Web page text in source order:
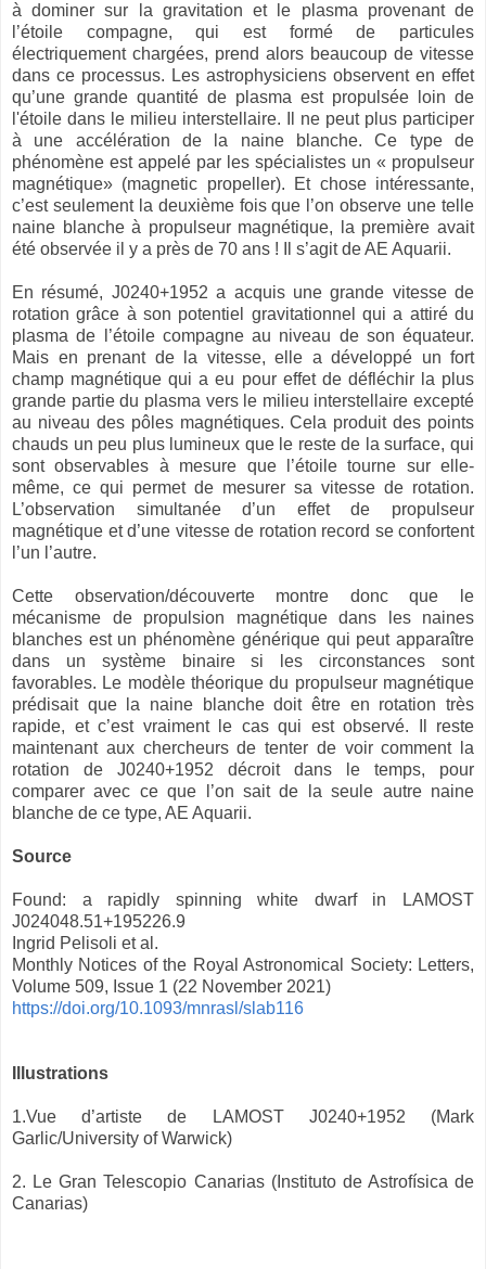
à dominer sur la gravitation et le plasma provenant de
l’étoile compagne, qui est formé de particules
électriquement chargées, prend alors beaucoup de vitesse
dans ce processus. Les astrophysiciens observent en effet
qu’une grande quantité de plasma est propulsée loin de
l'étoile dans le milieu interstellaire. Il ne peut plus participer
à une accélération de la naine blanche. Ce type de
phénomène est appelé par les spécialistes un « propulseur
magnétique» (magnetic propeller). Et chose intéressante,
c’est seulement la deuxième fois que l’on observe une telle
naine blanche à propulseur magnétique, la première avait
été observée il y a près de 70 ans ! Il s’agit de AE Aquarii.
En résumé, J0240+1952 a acquis une grande vitesse de
rotation grâce à son potentiel gravitationnel qui a attiré du
plasma de l’étoile compagne au niveau de son équateur.
Mais en prenant de la vitesse, elle a développé un fort
champ magnétique qui a eu pour effet de défléchir la plus
grande partie du plasma vers le milieu interstellaire excepté
au niveau des pôles magnétiques. Cela produit des points
chauds un peu plus lumineux que le reste de la surface, qui
sont observables à mesure que l’étoile tourne sur elle-
même, ce qui permet de mesurer sa vitesse de rotation.
L’observation simultanée d’un effet de propulseur
magnétique et d’une vitesse de rotation record se confortent
l’un l’autre.
Cette observation/découverte montre donc que le
mécanisme de propulsion magnétique dans les naines
blanches est un phénomène générique qui peut apparaître
dans un système binaire si les circonstances sont
favorables. Le modèle théorique du propulseur magnétique
prédisait que la naine blanche doit être en rotation très
rapide, et c’est vraiment le cas qui est observé. Il reste
maintenant aux chercheurs de tenter de voir comment la
rotation de J0240+1952 décroit dans le temps, pour
comparer avec ce que l’on sait de la seule autre naine
blanche de ce type, AE Aquarii.
Source
Found: a rapidly spinning white dwarf in LAMOST
J024048.51+195226.9
Ingrid Pelisoli et al.
Monthly Notices of the Royal Astronomical Society: Letters,
Volume 509, Issue 1 (22 November 2021)
https://doi.org/10.1093/mnrasl/slab116
Illustrations
1.Vue d’artiste de LAMOST J0240+1952 (Mark
Garlic/University of Warwick)
2. Le Gran Telescopio Canarias (Instituto de Astrofísica de
Canarias)